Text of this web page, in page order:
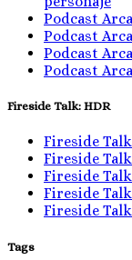
Podcast
Podcast
Podcast
Podcast
Fireside Talk: HDR
Fireside
Fireside
Fireside
Fireside
Fireside
Tags